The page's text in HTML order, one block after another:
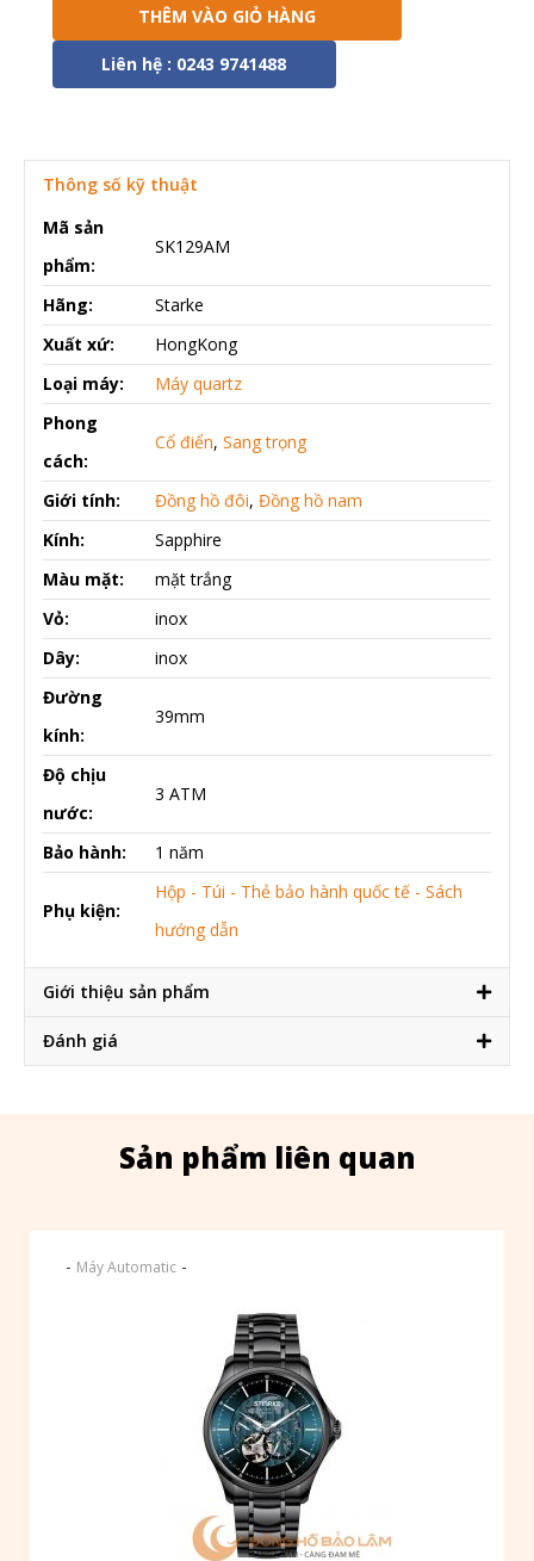
THÊM VÀO GIỎ HÀNG
Liên hệ : 0243 9741488
Thông số kỹ thuật
Mã sản
phẩm:
SK129AM
Hãng:
Starke
Xuất xứ:
HongKong
Loại máy:
Máy quartz
Phong
cách:
Cổ điển, Sang trọng
Giới tính: Đồng hồ đôi, Đồng hồ nam
Kính:
Sapphire
Màu mặt:
mặt trắng
Vỏ:
inox
Dây:
inox
Đường
kính:
39mm
Độ chịu
nước:
3 ATM
Bảo hành: 1 năm
Phụ kiện:
Hộp - Túi - Thẻ bảo hành quốc tế - Sách
hướng dẫn
Giới thiệu sản phẩm
Đánh giá
Sản phẩm liên quan
- Máy Automatic -